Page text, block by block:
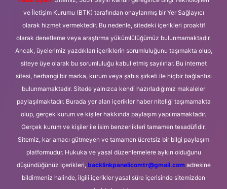
ve İletişim Kurumu (BTK) tarafından onaylanmış bir Yer Sağlayıcı
olarak hizmet vermektedir. Bu nedenle, sitedeki içerikleri proaktif
olarak denetleme veya araştırma yükümlülüğümüz bulunmamaktadır.
Ancak, üyelerimiz yazdıkları içeriklerin sorumluluğunu taşımakta olup,
siteye üye olarak bu sorumluluğu kabul etmiş sayılırlar. Bu internet
sitesi, herhangi bir marka, kurum veya şahıs şirketi ile hiçbir bağlantısı
bulunmamaktadır. Sitede yalnızca kendi hazırladığımız makaleler
paylaşılmaktadır. Burada yer alan içerikler haber niteliği taşımamakta
olup, gerçek kurum ve kişiler hakkında paylaşım yapılmamaktadır.
Gerçek kurum ve kişiler ile isim benzerlikleri tamamen tesadüfidir.
Sitemiz, kar amacı gütmeyen ve tamamen ücretsiz bir bilgi paylaşım
platformudur. Hukuka ve yasal düzenlemelere aykırı olduğunu
düşündüğünüz içerikleri, backlinkpanelicomtr@gmail.comadresine
bildirmeniz halinde, ilgili içerikler yasal süre içerisinde sitemizden